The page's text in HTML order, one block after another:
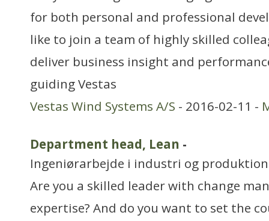
for both personal and professional
like to join a team of highly skilled
deliver business insight and
guiding Vestas
Vestas Wind Systems A/S - 2016-02-11 -
Department head, Lean -
Ingeniørarbejde i industri og produktion
Are you a skilled leader with change
expertise? And do you want to set the